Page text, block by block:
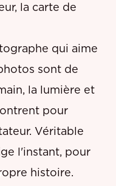
la carte de
qui aime
sont de
la lumière et
pour
Véritable
l'instant, pour
histoire.